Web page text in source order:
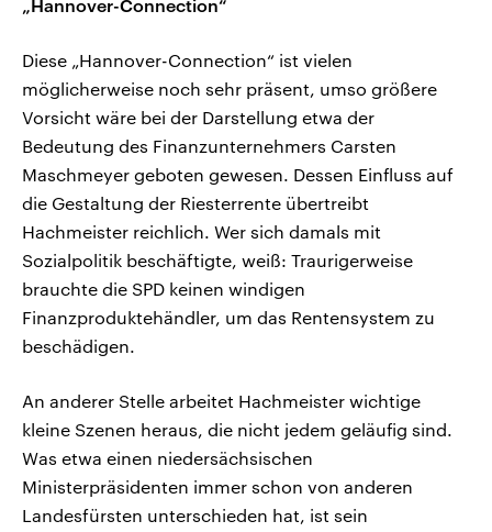
„Hannover-Connection“
Diese „Hannover-Connection“ ist vielen
möglicherweise noch sehr präsent, umso größere
Vorsicht wäre bei der Darstellung etwa der
Bedeutung des Finanzunternehmers Carsten
Maschmeyer geboten gewesen. Dessen Einfluss auf
die Gestaltung der Riesterrente übertreibt
Hachmeister reichlich. Wer sich damals mit
Sozialpolitik beschäftigte, weiß: Traurigerweise
brauchte die SPD keinen windigen
Finanzproduktehändler, um das Rentensystem zu
beschädigen.
An anderer Stelle arbeitet Hachmeister wichtige
kleine Szenen heraus, die nicht jedem geläufig sind.
Was etwa einen niedersächsischen
Ministerpräsidenten immer schon von anderen
Landesfürsten unterschieden hat, ist sein